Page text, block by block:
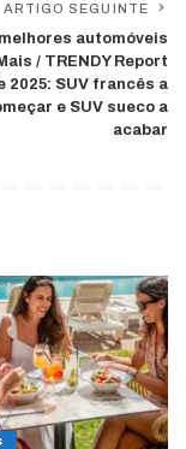
ARTIGO SEGUINTE
automóveis
/ TRENDY Report
2025: SUV francês a
e SUV sueco a
acabar